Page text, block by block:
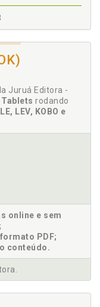
110
jurídicos, p. 73
Regra da
protetivo, p.
p. 110
35
e a
p. 101
Juruá Editora -
rodando
LEV, KOBO e
online e sem
PDF;
conteúdo.